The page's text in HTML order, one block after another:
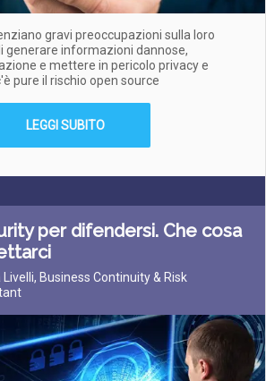
gravi preoccupazioni sulla loro
generare informazioni dannose,
e mettere in pericolo privacy e
pure il rischio open source
LEGGI SUBITO
per difendersi. Che cosa
Business Continuity & Risk